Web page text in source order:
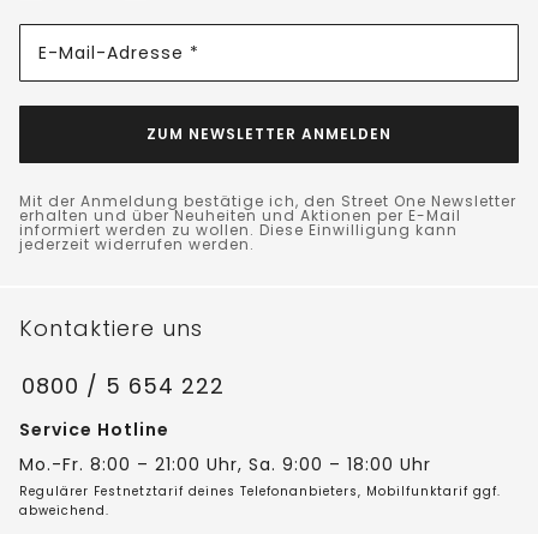
E-Mail-Adresse *
ZUM NEWSLETTER ANMELDEN
Mit der Anmeldung bestätige ich, den Street One Newsletter
erhalten und über Neuheiten und Aktionen per E-Mail
informiert werden zu wollen. Diese Einwilligung kann
jederzeit widerrufen werden.
Kontaktiere uns
0800 / 5 654 222
Service Hotline
Mo.-Fr. 8:00 – 21:00 Uhr, Sa. 9:00 – 18:00 Uhr
Regulärer Festnetztarif deines Telefonanbieters, Mobilfunktarif ggf.
abweichend.